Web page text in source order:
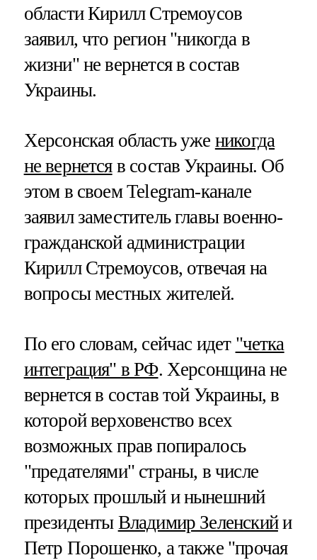
области Кирилл Стремоусов
заявил, что регион "никогда в
жизни" не вернется в состав
Украины.
Херсонская область уже никогда
не вернетсяв состав Украины. Об
этом в своем Telegram-канале
заявил заместитель главы военно-
гражданской администрации
Кирилл Стремоусов, отвечая на
вопросы местных жителей.
По его словам, сейчас идет "четка
интеграция" в РФ. Херсонщина не
вернется в состав той Украины, в
которой верховенство всех
возможных прав попиралось
"предателями" страны, в числе
которых прошлый и нынешний
президенты Владимир Зеленскийи
Петр Порошенко, а также "прочая